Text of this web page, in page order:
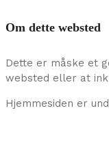
Om dette websted
Dette er måske et
websted eller at
Hjemmesiden er